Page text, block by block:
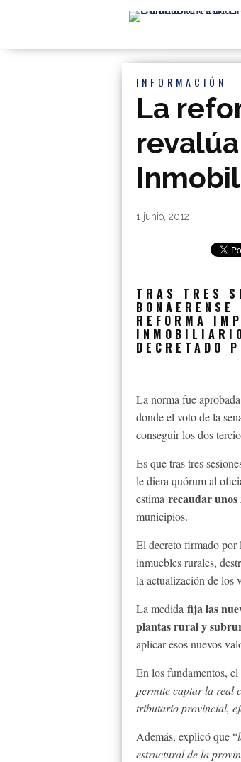
INFORMACIÓN
La
By|
1 junio, 2012
TRAS TRES
REFORMA
DECRETADO
La norma fue
donde el voto de la
conseguir los dos
Es que tras tres
le diera quórum al
estima recaudar unos
municipios.
El decreto firmado por
inmuebles rurales,
la actualización de los
La medida fija las
plantas rural y
aplicar esos nuevos
En los fundamentos,
permite captar la real
tributario provincial,
Además, explicó que “
estructural de la